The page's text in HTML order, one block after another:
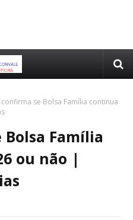
confirma se Bolsa Família continua
Família
ou não |